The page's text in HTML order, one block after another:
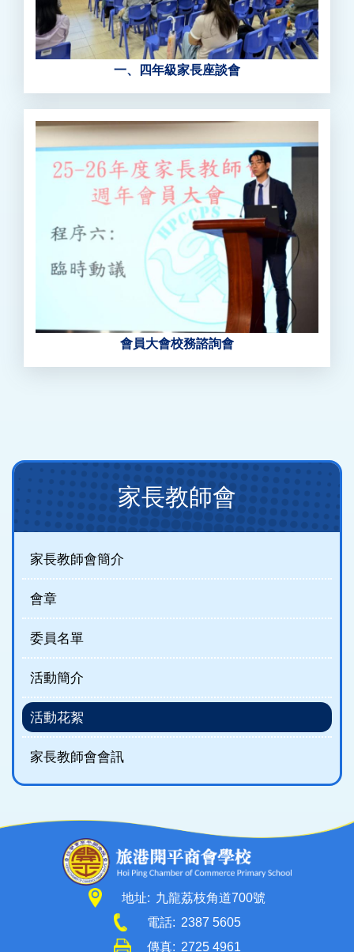
一、四年級家長座談會
會員大會校務諮詢會
Main
(new)
家長教師會
家長教師會簡介
會章
委員名單
活動簡介
活動花絮
家長教師會會訊
地址: 九龍荔枝角道700號
電話: 2387 5605
傳真: 2725 4961